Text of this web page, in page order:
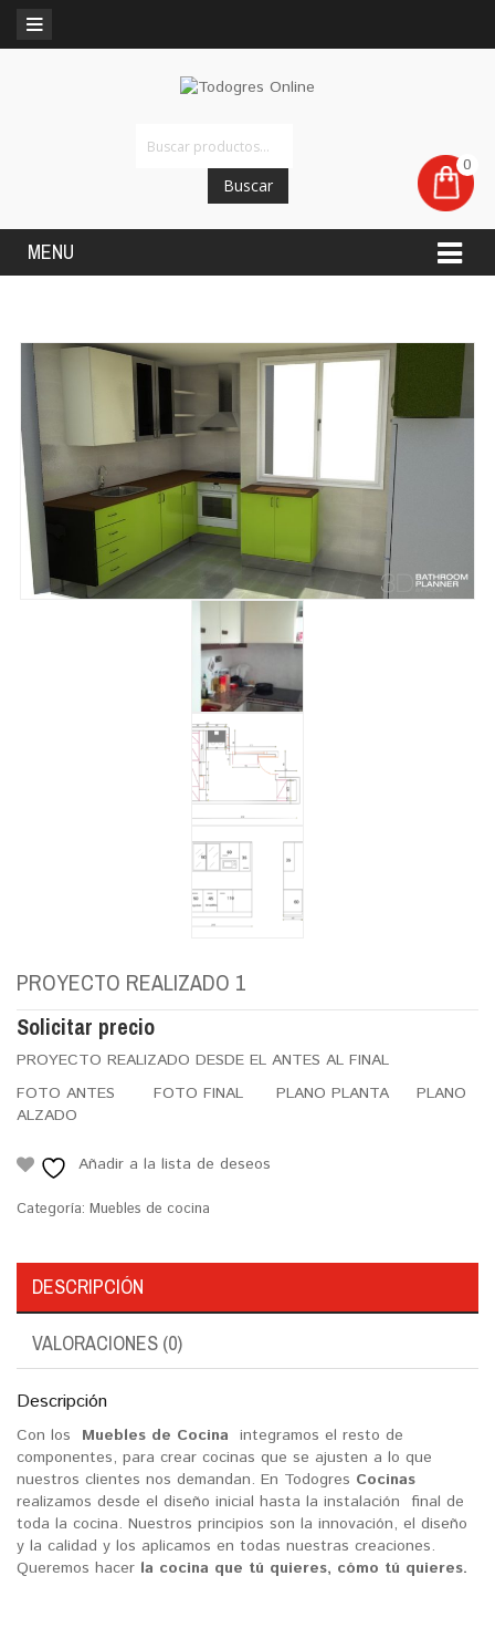
0
MENU
Buscar
PROYECTO REALIZADO 1
Solicitar precio
PROYECTO REALIZADO DESDE EL ANTES AL FINAL
FOTO ANTES FOTO FINAL PLANO PLANTA PLANO
ALZADO
Añadir a la lista de deseos
Categoría: Muebles de cocina
DESCRIPCIÓN
VALORACIONES (0)
Descripción
Con los Muebles de Cocina integramos el resto de
componentes, para crear cocinas que se ajusten a lo que
nuestros clientes nos demandan. En Todogres Cocinas
realizamos desde el diseño inicial hasta la instalación final de
toda la cocina. Nuestros principios son la innovación, el diseño
y la calidad y los aplicamos en todas nuestras creaciones.
Queremos hacer la cocina que tú quieres, cómo tú quieres.